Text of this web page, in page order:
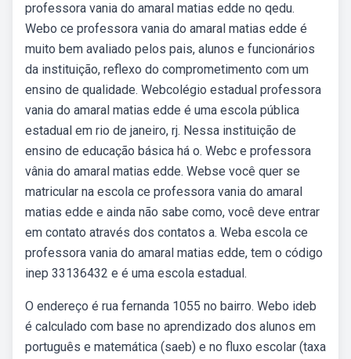
professora vania do amaral matias edde no qedu.
Webo ce professora vania do amaral matias edde é
muito bem avaliado pelos pais, alunos e funcionários
da instituição, reflexo do comprometimento com um
ensino de qualidade. Webcolégio estadual professora
vania do amaral matias edde é uma escola pública
estadual em rio de janeiro, rj. Nessa instituição de
ensino de educação básica há o. Webc e professora
vânia do amaral matias edde. Webse você quer se
matricular na escola ce professora vania do amaral
matias edde e ainda não sabe como, você deve entrar
em contato através dos contatos a. Weba escola ce
professora vania do amaral matias edde, tem o código
inep 33136432 e é uma escola estadual.
O endereço é rua fernanda 1055 no bairro. Webo ideb
é calculado com base no aprendizado dos alunos em
português e matemática (saeb) e no fluxo escolar (taxa